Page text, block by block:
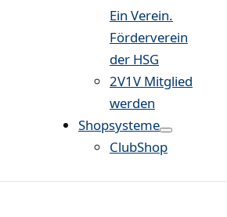
Ein Verein.
Förderverein
der HSG
2V1V Mitglied
werden
Shopsysteme
ClubShop